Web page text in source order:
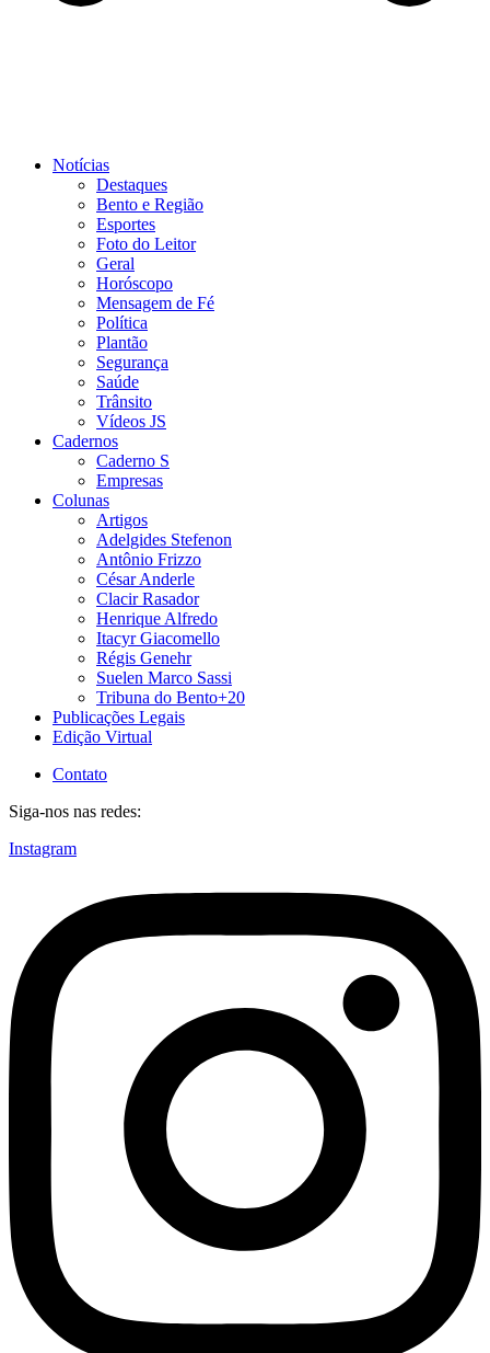
Notícias
Destaques
Bento e Região
Esportes
Foto do Leitor
Geral
Horóscopo
Mensagem de Fé
Política
Plantão
Segurança
Saúde
Trânsito
Vídeos JS
Cadernos
Caderno S
Empresas
Colunas
Artigos
Adelgides Stefenon
Antônio Frizzo
César Anderle
Clacir Rasador
Henrique Alfredo
Itacyr Giacomello
Régis Genehr
Suelen Marco Sassi
Tribuna do Bento+20
Publicações Legais
Edição Virtual
Contato
Siga-nos nas redes:
Instagram